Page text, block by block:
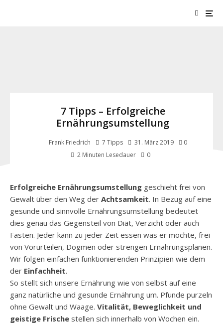
7 Tipps – Erfolgreiche
Ernährungsumstellung
Frank Friedrich 7 Tipps 31. März 2019
0
2 Minuten Lesedauer
0
Erfolgreiche Ernährungsumstellung geschieht frei von
Gewalt über den Weg der Achtsamkeit. In Bezug auf eine
gesunde und sinnvolle Ernährungsumstellung bedeutet
dies genau das Gegensteil von Diät, Verzicht oder auch
Fasten. Jeder kann zu jeder Zeit essen was er möchte, frei
von Vorurteilen, Dogmen oder strengen Ernährungsplänen.
Wir folgen einfachen funktionierenden Prinzipien wie dem
der Einfachheit.
So stellt sich unsere Ernährung wie von selbst auf eine
ganz natürliche und gesunde Ernährung um. Pfunde purzeln
ohne Gewalt und Waage. Vitalität, Beweglichkeit und
geistige Frische stellen sich innerhalb von Wochen ein.